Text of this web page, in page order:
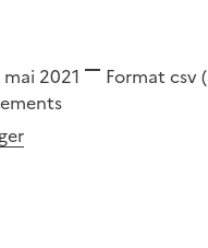
2021 Format csv